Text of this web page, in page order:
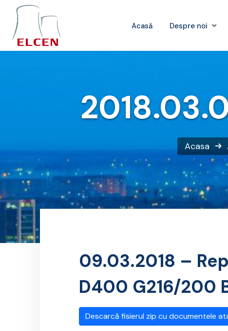
Acasă Despre noi
Acasa
09.03.2018 –
D400 G216/200
Descarcă fisierul zip cu documentele